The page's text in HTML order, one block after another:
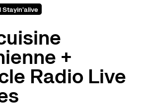
Stayin'alive
+
Radio Live
places et tarifs